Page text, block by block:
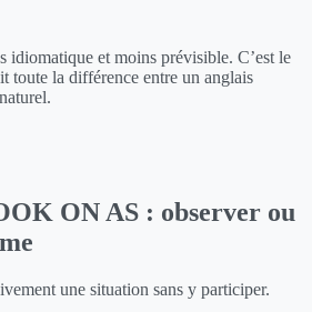
idiomatique et moins prévisible. C’est le
toute la différence entre un anglais
ON AS : observer ou
une situation sans y participer.